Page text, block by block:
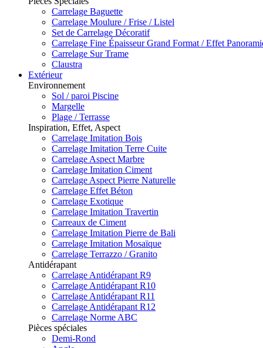
Carrelage Baguette
Carrelage Moulure / Frise / Listel
Set de Carrelage Décoratif
Carrelage Fine Épaisseur Grand Format / Effet
Carrelage Sur Trame
Claustra
Extérieur
Environnement
Sol / paroi Piscine
Margelle
Plage / Terrasse
Inspiration, Effet, Aspect
Carrelage Imitation Bois
Carrelage Imitation Terre Cuite
Carrelage Aspect Marbre
Carrelage Imitation Ciment
Carrelage Aspect Pierre Naturelle
Carrelage Effet Béton
Carrelage Exotique
Carrelage Imitation Travertin
Carreaux de Ciment
Carrelage Imitation Pierre de Bali
Carrelage Imitation Mosaïque
Carrelage Terrazzo / Granito
Antidérapant
Carrelage Antidérapant R9
Carrelage Antidérapant R10
Carrelage Antidérapant R11
Carrelage Antidérapant R12
Carrelage Norme ABC
Pièces spéciales
Demi-Rond